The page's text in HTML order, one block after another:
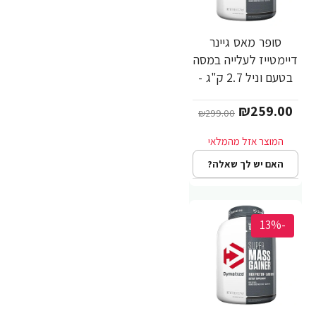
סופר מאס גיינר
דיימטייז לעלייה במסה
בטעם וניל 2.7 ק"ג -
Nutrition
₪259.00
₪299.00
האם יש לך שאלה?
-13%